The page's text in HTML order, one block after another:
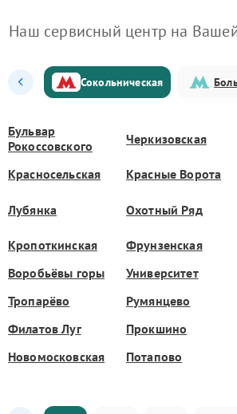
Наш сервисный центр на
Сокольническая
Бульвар
Рокоссовского
Черкизовская
Красносельская
Красные Ворота
Лубянка Охотный Ряд
Кропоткинская
Фрунзенская
Воробьёвы горы
Университет
Тропарёво
Румянцево
Филатов Луг
Прокшино
Новомосковская
Потапово